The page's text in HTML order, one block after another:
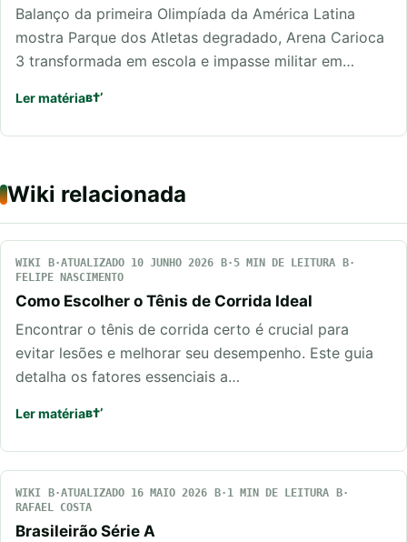
Balanço da primeira Olimpíada da América Latina
mostra Parque dos Atletas degradado, Arena Carioca
3 transformada em escola e impasse militar em…
Ler matéria
Wiki relacionada
WIKI ATUALIZADO 10 JUNHO 2026
5 MIN DE LEITURA
FELIPE NASCIMENTO
Como Escolher o Tênis de Corrida Ideal
Encontrar o tênis de corrida certo é crucial para
evitar lesões e melhorar seu desempenho. Este guia
detalha os fatores essenciais a…
Ler matéria
WIKI ATUALIZADO 16 MAIO 2026
1 MIN DE LEITURA
RAFAEL COSTA
Brasileirão Série A